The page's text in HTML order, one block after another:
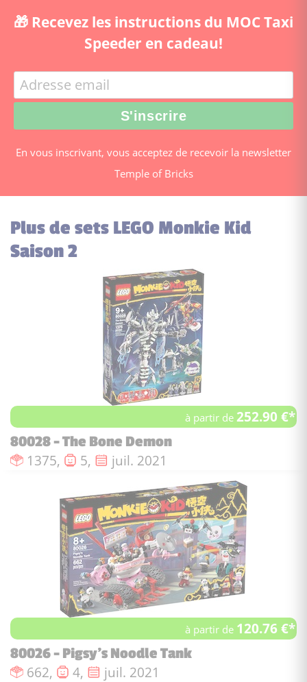
🎁 Recevez les instructions du MOC Taxi
Speeder en cadeau!
En vous inscrivant, vous acceptez de recevoir la newsletter
Temple of Bricks
Plus de sets LEGO Monkie Kid
Saison 2
à partir de252.90 €*
80028 - The Bone Demon
Nombre de pièces :
1375, Nombre de figurines :
5, Date de sortie :
juil. 2021
à partir de 120.76 €*
80026 - Pigsy's Noodle Tank
Nombre de pièces :
662, Nombre de figurines :
4, Date de sortie :
juil. 2021